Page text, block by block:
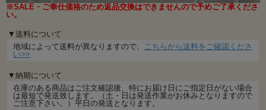
※SALE・ご奉仕価格のため返品交換はできませんので予めご了承くださ
い。
▼送料について
地域によって送料が異なりますので、
こちらから送料をご確認くださ
い>>
▼納期について
在庫のある商品はご注文確認後、特にお届け日にご指定日がない場合
は最短で発送致します。（土・日は発送作業がお休みとなりますので
ご注意下さい。）平日の発送となります。